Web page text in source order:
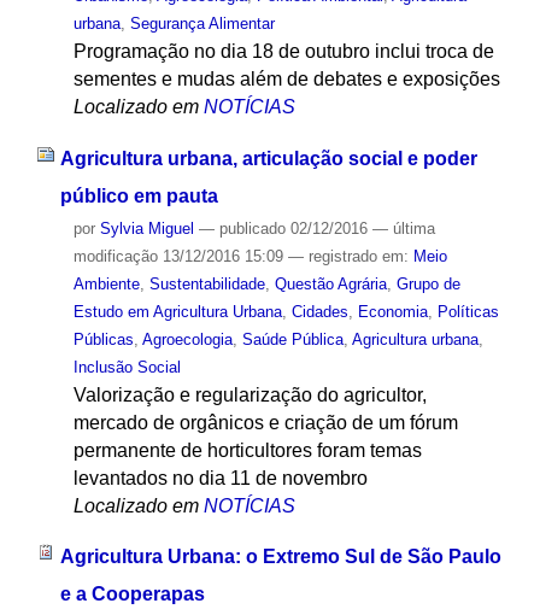
urbana, Segurança Alimentar
Programação no dia 18 de outubro inclui troca de
sementes e mudas além de debates e exposições
Localizado em NOTÍCIAS
Agricultura urbana, articulação social e poder
público em pauta
por Sylvia Miguel — publicado02/12/2016 — última
modificação13/12/2016 15:09 — registrado em: Meio
Ambiente, Sustentabilidade, Questão Agrária, Grupo de
Estudo em Agricultura Urbana, Cidades Economia, Políticas
Públicas Agroecologia, Saúde Pública, Agricultura urbana,
Inclusão Social
Valorização e regularização do agricultor,
mercado de orgânicos e criação de um fórum
permanente de horticultores foram temas
levantados no dia 11 de novembro
Localizado em NOTÍCIAS
Agricultura Urbana: o Extremo Sul de São Paulo
e a Cooperapas